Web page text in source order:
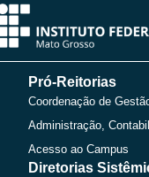
Pró-Reitorias
Coordenação de
Administração,
Acesso ao Campus
Diretorias